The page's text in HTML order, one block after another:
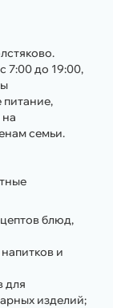
7:00 до 19:00,
питание,
семьи.
блюд,
и
для
изделий;